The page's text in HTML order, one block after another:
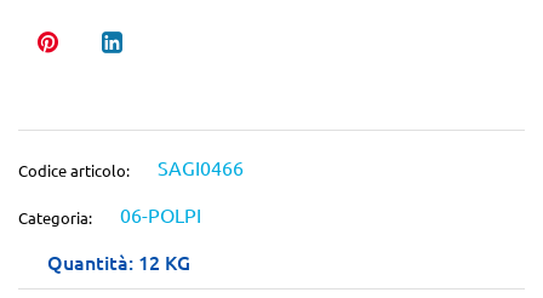
Codice articolo: SAGI0466
Categoria: 06-POLPI
Quantità: 12 KG